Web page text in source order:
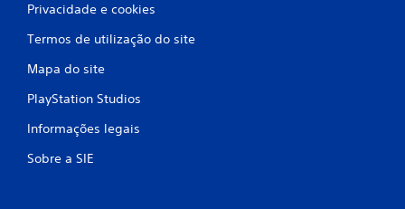
Privacidade e cookies
Termos de utilização do site
Mapa do site
PlayStation Studios
Informações legais
Sobre a SIE